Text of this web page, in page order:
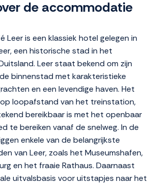
de accommodatie
Leer is een klassiek hotel gelegen in
een historische stad in het
Leer staat bekend om zijn
binnenstad met karakteristieke
en een levendige haven. Het
loopafstand van het treinstation,
bereikbaar is met het openbaar
te bereiken vanaf de snelweg. In de
enkele van de belangrijkste
van Leer, zoals het Museumshafen,
en het fraaie Rathaus. Daarnaast
uitvalsbasis voor uitstapjes naar het